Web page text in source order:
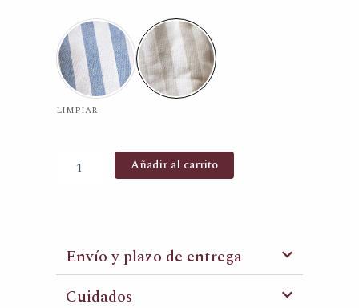
59,00 €.
LIMPIAR
bolsa
y
neceser
cantidad
Añadir al carrito
Envío y plazo de entrega
Cuidados